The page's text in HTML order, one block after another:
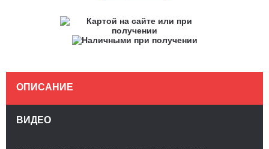
ОПИСАНИЕ
ВИДЕО